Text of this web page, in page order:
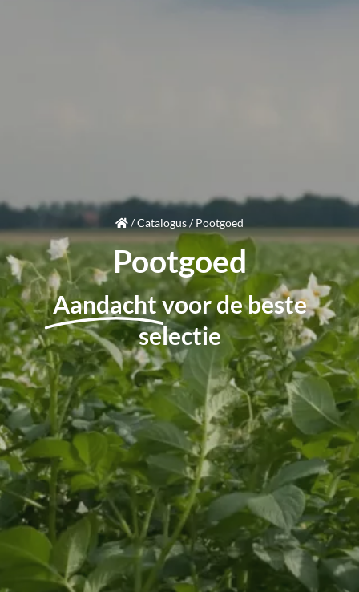
/Catalogus/Pootgoed
Pootgoed
Aandachtvoor de beste
selectie